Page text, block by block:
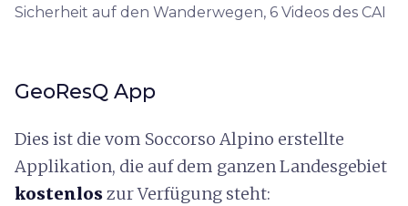
Sicherheit auf den Wanderwegen, 6 Videos des CAI
GeoResQ App
Dies ist die vom Soccorso Alpino erstellte
Applikation, die auf dem ganzen Landesgebiet
kostenloszur Verfügung steht: